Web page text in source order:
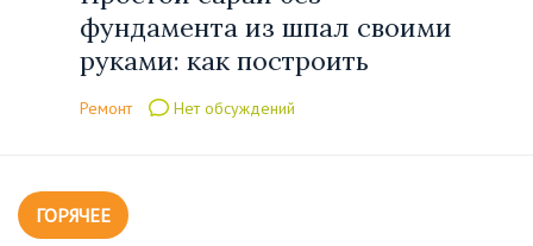
фундамента из шпал своими
руками: как построить
Ремонт Нет обсуждений
ГОРЯЧЕЕ